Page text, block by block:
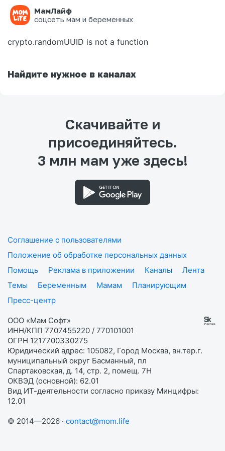
МамЛайф
соцсеть мам и беременных
Ошибка на странице
crypto.randomUUID is not a function
Найдите нужное в каналах
Скачивайте и
присоединяйтесь.
3 млн мам уже здесь!
Соглашение с пользователями
Положение об обработке персональных данных
Помощь
Реклама в приложении Каналы
Лента
Темы
Беременным Мамам
Планирующим
Пресс-центр
ООО «Мам Софт»
ИНН/КПП 7707455220 / 770101001
ОГРН 1217700330275
Юридический адрес: 105082, Город Москва, вн.тер.г.
муниципальный округ Басманный, пл
Спартаковская, д. 14, стр. 2, помещ. 7Н
ОКВЭД (основной): 62.01
Вид ИТ-деятельности согласно приказу Минцифры:
12.01
© 2014—2026 · contact@mom.life